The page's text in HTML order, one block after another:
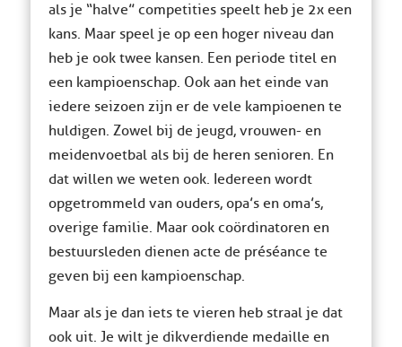
als je “halve” competities speelt heb je 2x een
kans. Maar speel je op een hoger niveau dan
heb je ook twee kansen. Een periode titel en
een kampioenschap. Ook aan het einde van
iedere seizoen zijn er de vele kampioenen te
huldigen. Zowel bij de jeugd, vrouwen- en
meidenvoetbal als bij de heren senioren. En
dat willen we weten ook. Iedereen wordt
opgetrommeld van ouders, opa’s en oma’s,
overige familie. Maar ook coördinatoren en
bestuursleden dienen acte de préséance te
geven bij een kampioenschap.
Maar als je dan iets te vieren heb straal je dat
ook uit. Je wilt je dikverdiende medaille en